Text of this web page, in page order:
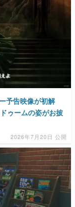
予告映像が初解
ゥームの姿がお披
2026年7月20日 公開